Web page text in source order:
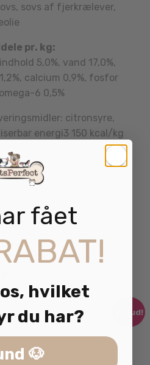
sovs af fjerkrælever,
pr. kg:
5,0%, vand 17,0%,
calcium 0,9%, fosfor
6 0,5%
citronsyre,
energi3 150 kcal/kg
og snacks HER
Tilbud!
fået
hvilket
du har?
🐶